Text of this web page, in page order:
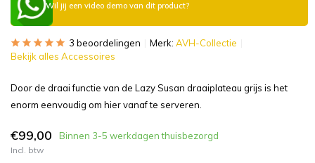
Wil jij een video demo van dit product?
3 beoordelingen Merk: AVH-Collectie
Bekijk alles Accessoires
Door de draai functie van de Lazy Susan draaiplateau grijs is het
enorm eenvoudig om hier vanaf te serveren.
€99,00 Binnen 3-5 werkdagen thuisbezorgd
Incl. btw